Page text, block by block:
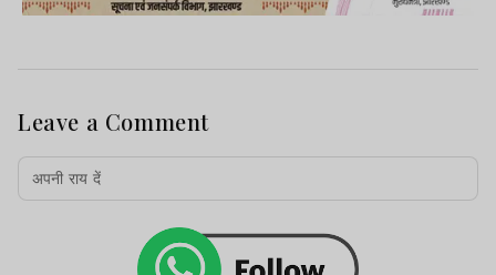
Leave a Comment